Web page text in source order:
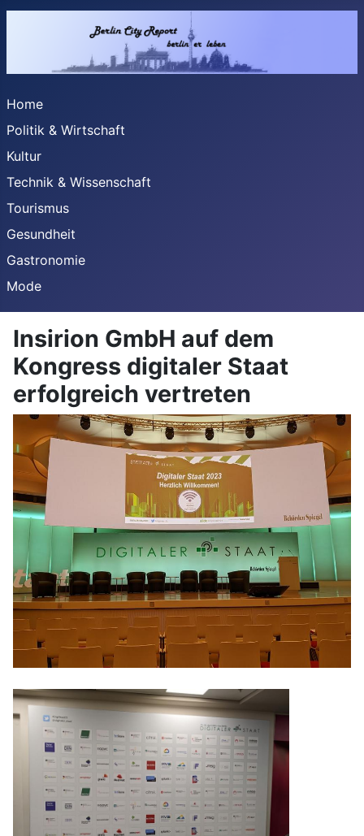
Home
Politik & Wirtschaft
Kultur
Technik & Wissenschaft
Tourismus
Gesundheit
Gastronomie
Mode
Insirion GmbH auf dem
Kongress digitaler Staat
erfolgreich vertreten